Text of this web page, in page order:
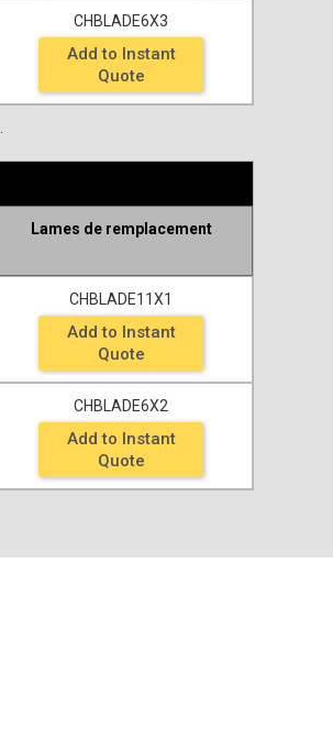
CHBLADE6X3
Add to Instant
Quote
Lames de remplacement
CHBLADE11X1
Add to Instant
Quote
CHBLADE6X2
Add to Instant
Quote